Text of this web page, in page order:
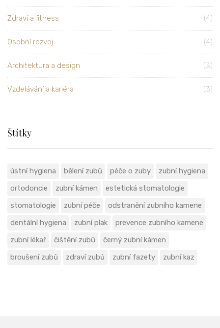
Zdraví a fitness (4)
Osobní rozvoj (4)
Architektura a design (3)
Vzdelávání a kariéra (3)
Štítky
ústní hygiena bělení zubů péče o zuby
zubní hygiena
ortodoncie
zubní kámen
estetická stomatologie
stomatologie
zubní péče
odstranění zubního kamene
dentální hygiena
zubní plak
prevence zubního kamene
zubní lékař
čištění zubů
černý zubní kámen
broušení zubů
zdraví zubů zubní fazety zubní kaz